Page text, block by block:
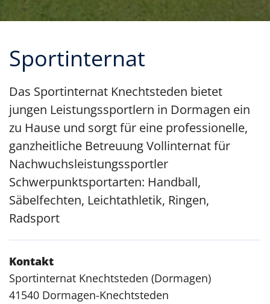
Sportinternat
Das Sportinternat Knechtsteden bietet
jungen Leistungssportlern in Dormagen ein
zu Hause und sorgt für eine professionelle,
ganzheitliche BetreuungVollinternat für
Nachwuchsleistungssportler
Schwerpunktsportarten: Handball,
Säbelfechten, Leichtathletik, Ringen,
Radsport
Kontakt
Sportinternat Knechtsteden (Dormagen)
41540 Dormagen-Knechtsteden